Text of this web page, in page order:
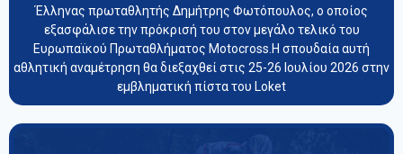
Έλληνας πρωταθλητής Δημήτρης Φωτόπουλος, ο οποίος
εξασφάλισε την πρόκρισή του στον μεγάλο τελικό του
Ευρωπαϊκού Πρωταθλήματος Motocross.Η σπουδαία αυτή
αθλητική αναμέτρηση θα διεξαχθεί στις 25-26 Ιουλίου 2026 στην
εμβληματική πίστα του Loket